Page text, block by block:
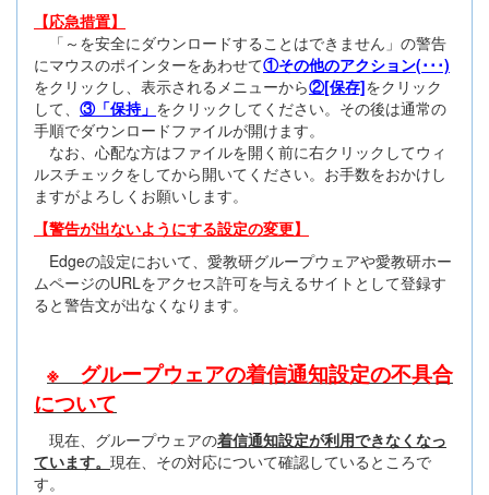
【応急措置】
「～を安全にダウンロードすることはできません」の警告
にマウスのポインターをあわせて①その他のアクション(･･･)
をクリックし、表示されるメニューから②[保存]をクリック
して、 ③「保持」 をクリックしてください。その後は通常の
手順でダウンロードファイルが開けます。
なお、心配な方はファイルを開く前に右クリックしてウィ
ルスチェックをしてから開いてください。お手数をおかけし
ますがよろしくお願いします。
【警告が出ないようにする設定の変更】
Edgeの設定において、愛教研グループウェアや愛教研ホー
ムページのURLをアクセス許可を与えるサイトとして登録す
ると警告文が出なくなります。
※ グループウェアの着信通知設定の不具合
について
現在、グループウェアの着信通知設定が利用できなくなっ
ています。 現在、その対応について確認しているところで
す。